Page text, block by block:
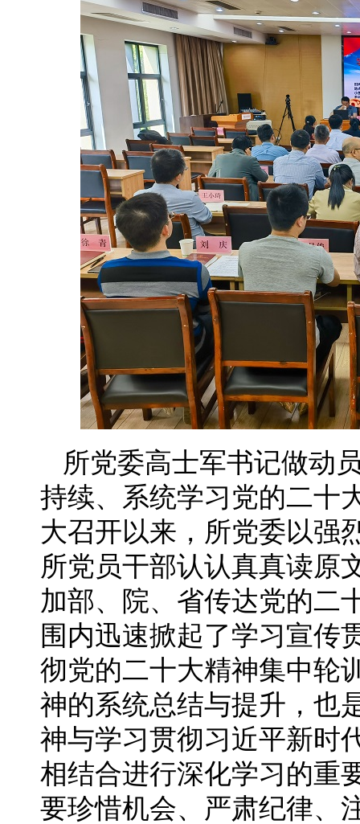
所党委高士军书记做动
持续、系统学习党的二十
大召开以来，所党委以强
所党员干部认认真真读原
加部、院、省传达党的二
围内迅速掀起了学习宣传
彻党的二十大精神集中轮
神的系统总结与提升，也
神与学习贯彻习近平新时
相结合进行深化学习的重
要珍惜机会、严肃纪律、